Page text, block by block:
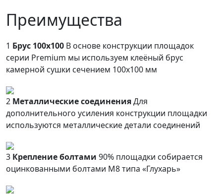
Преимущества
1 Брус 100х100 В основе конструкции площадок
серии Premium мы используем клеёный брус
камерной сушки сечением 100х100 мм
2 Металлические соединенияДля
дополнительного усиления конструкции площадки
используются металлические детали соединений
3 Крепление болтами 90% площадки собирается
оцинкованными болтами М8 типа «Глухарь»